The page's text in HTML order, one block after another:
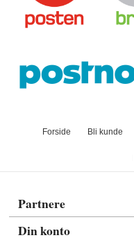
Forside Bli kunde
Partnere
Din konto